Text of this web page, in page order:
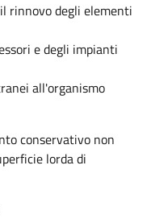
rinnovo degli elementi
e degli impianti
all'organismo
conservativo non
lorda di